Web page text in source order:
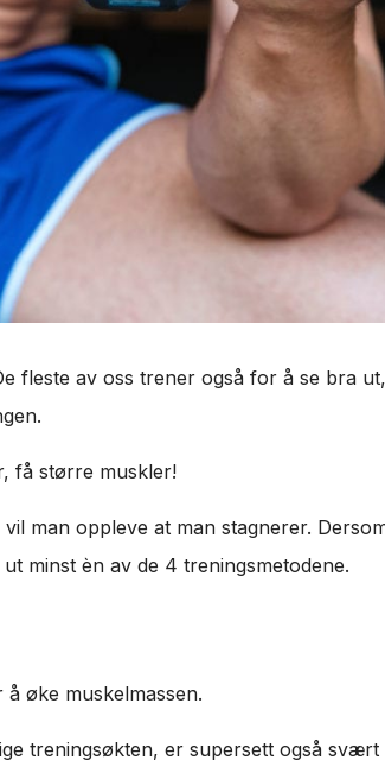
fleste av oss trener også for å se bra
få større muskler!
man oppleve at man stagnerer.
minst èn av de 4 treningsmetodene.
øke muskelmassen.
treningsøkten, er supersett også